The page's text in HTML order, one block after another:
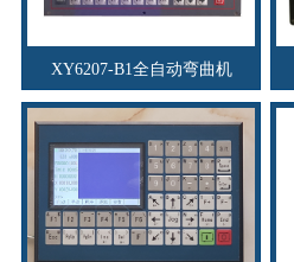
XY6207-B1全自动弯曲机